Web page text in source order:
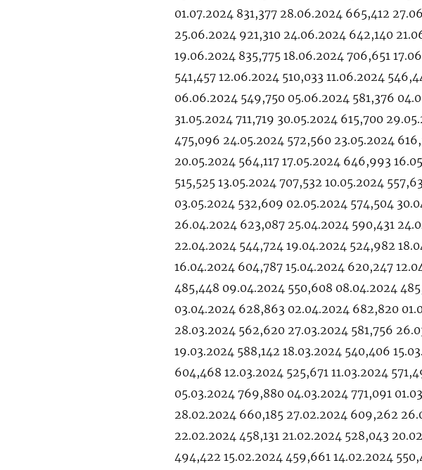
01.07.2024 831,377 28.06.2024 665,412
25.06.2024 921,310 24.06.2024 642,140
19.06.2024 835,775 18.06.2024 706,651
541,457 12.06.2024 510,033 11.06.2024
06.06.2024 549,750 05.06.2024 581,376
31.05.2024 711,719 30.05.2024 615,700
475,096 24.05.2024 572,560 23.05.2024
20.05.2024 564,117 17.05.2024 646,993
515,525 13.05.2024 707,532 10.05.2024
03.05.2024 532,609 02.05.2024 574,504
26.04.2024 623,087 25.04.2024 590,431
22.04.2024 544,724 19.04.2024 524,982
16.04.2024 604,787 15.04.2024 620,247
485,448 09.04.2024 550,608 08.04.2024
03.04.2024 628,863 02.04.2024 682,820
28.03.2024 562,620 27.03.2024 581,756
19.03.2024 588,142 18.03.2024 540,406
604,468 12.03.2024 525,671 11.03.2024
05.03.2024 769,880 04.03.2024 771,091
28.02.2024 660,185 27.02.2024 609,262
22.02.2024 458,131 21.02.2024 528,043
494,422 15.02.2024 459,661 14.02.2024